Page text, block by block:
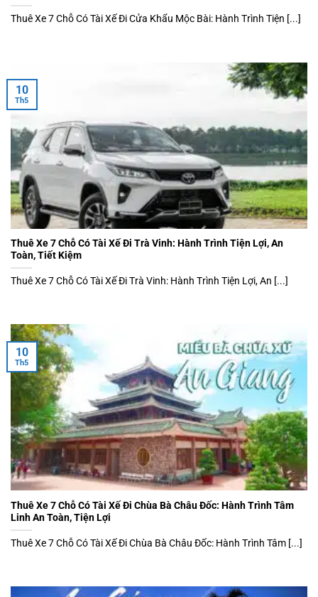
Thuê Xe 7 Chỗ Có Tài Xế Đi Cửa Khẩu Mộc Bài: Hành Trình Tiện [...]
Thuê Xe 7 Chỗ Có Tài Xế Đi Trà Vinh: Hành Trình Tiện Lợi, An
Toàn, Tiết Kiệm
Thuê Xe 7 Chỗ Có Tài Xế Đi Trà Vinh: Hành Trình Tiện Lợi, An [...]
10
Th5
Thuê Xe 7 Chỗ Có Tài Xế Đi Chùa Bà Châu Đốc: Hành Trình Tâm
Linh An Toàn, Tiện Lợi
Thuê Xe 7 Chỗ Có Tài Xế Đi Chùa Bà Châu Đốc: Hành Trình Tâm [...]
10
Th5